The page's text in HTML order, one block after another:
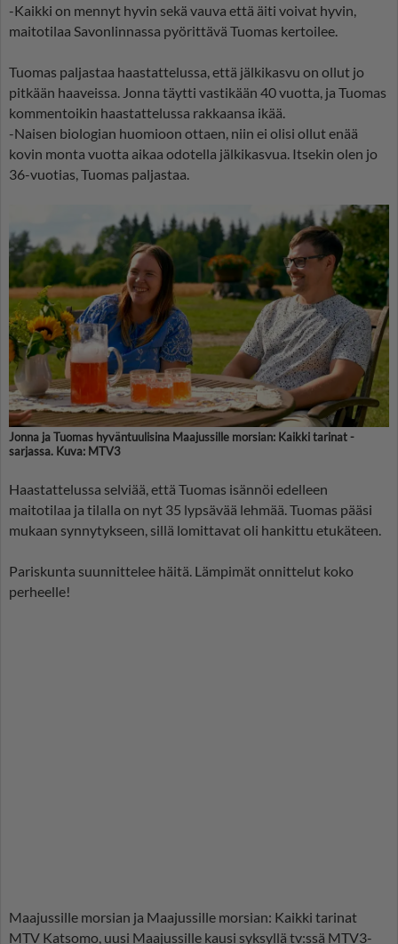
-Kaikki on mennyt hyvin sekä vauva että äiti voivat hyvin,
maitotilaa Savonlinnassa pyörittävä Tuomas kertoilee.
Tuomas paljastaa haastattelussa, että jälkikasvu on ollut jo
pitkään haaveissa. Jonna täytti vastikään 40 vuotta, ja Tuomas
kommentoikin haastattelussa rakkaansa ikää.
-Naisen biologian huomioon ottaen, niin ei olisi ollut enää
kovin monta vuotta aikaa odotella jälkikasvua. Itsekin olen jo
36-vuotias, Tuomas paljastaa.
Jonna ja Tuomas hyväntuulisina Maajussille morsian: Kaikki tarinat -
sarjassa. Kuva: MTV3
Haastattelussa selviää, että Tuomas isännöi edelleen
maitotilaa ja tilalla on nyt 35 lypsävää lehmää. Tuomas pääsi
mukaan synnytykseen, sillä lomittavat oli hankittu etukäteen.
Pariskunta suunnittelee häitä. Lämpimät onnittelut koko
perheelle!
Maajussille morsian ja Maajussille morsian: Kaikki tarinat
MTV Katsomo, uusi Maajussille kausi syksyllä tv:ssä MTV3-